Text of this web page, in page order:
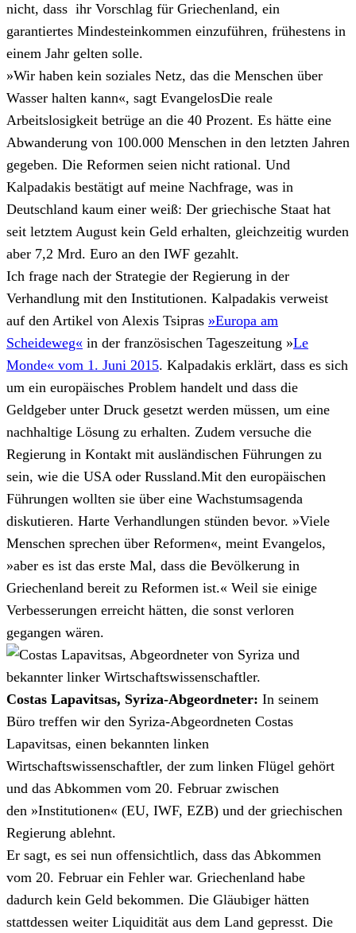
nicht, dass ihr Vorschlag für Griechenland, ein
garantiertes Mindesteinkommen einzuführen, frühestens in
einem Jahr gelten solle.
»Wir haben kein soziales Netz, das die Menschen über
Wasser halten kann«, sagt EvangelosDie reale
Arbeitslosigkeit betrüge an die 40 Prozent. Es hätte eine
Abwanderung von 100.000 Menschen in den letzten Jahren
gegeben. Die Reformen seien nicht rational. Und
Kalpadakis bestätigt auf meine Nachfrage, was in
Deutschland kaum einer weiß: Der griechische Staat hat
seit letztem August kein Geld erhalten, gleichzeitig wurden
aber 7,2 Mrd. Euro an den IWF gezahlt.
Ich frage nach der Strategie der Regierung in der
Verhandlung mit den Institutionen. Kalpadakis verweist
auf den Artikel von Alexis Tsipras »Europa am
Scheideweg« in der französischen Tageszeitung »Le
Monde« vom 1. Juni 2015. Kalpadakis erklärt, dass es sich
um ein europäisches Problem handelt und dass die
Geldgeber unter Druck gesetzt werden müssen, um eine
nachhaltige Lösung zu erhalten. Zudem versuche die
Regierung in Kontakt mit ausländischen Führungen zu
sein, wie die USA oder Russland.Mit den europäischen
Führungen wollten sie über eine Wachstumsagenda
diskutieren. Harte Verhandlungen stünden bevor. »Viele
Menschen sprechen über Reformen«, meint Evangelos,
»aber es ist das erste Mal, dass die Bevölkerung in
Griechenland bereit zu Reformen ist.« Weil sie einige
Verbesserungen erreicht hätten, die sonst verloren
gegangen wären.
Costas Lapavitsas, Syriza-Abgeordneter: In seinem
Büro treffen wir den Syriza-Abgeordneten Costas
Lapavitsas, einen bekannten linken
Wirtschaftswissenschaftler, der zum linken Flügel gehört
und das Abkommen vom 20. Februar zwischen
den »Institutionen« (EU, IWF, EZB) und der griechischen
Regierung ablehnt.
Er sagt, es sei nun offensichtlich, dass das Abkommen
vom 20. Februar ein Fehler war. Griechenland habe
dadurch kein Geld bekommen. Die Gläubiger hätten
stattdessen weiter Liquidität aus dem Land gepresst. Die